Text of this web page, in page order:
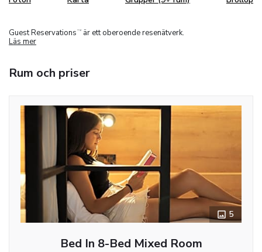
Guest Reservations TM
är ett oberoende resenätverk.
Läs mer
Rum och priser
5
Bed In 8-Bed Mixed Room